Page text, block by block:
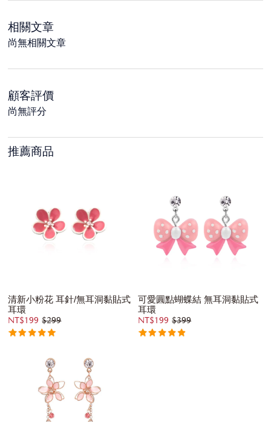
相關文章
尚無相關文章
顧客評價
尚無評分
推薦商品
清新小粉花 耳針/無耳洞黏貼式
耳環
NT$199 $299
可愛圓點蝴蝶結 無耳洞黏貼式
耳環
NT$199 $399